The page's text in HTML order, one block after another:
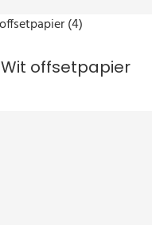
Wit offsetpapier